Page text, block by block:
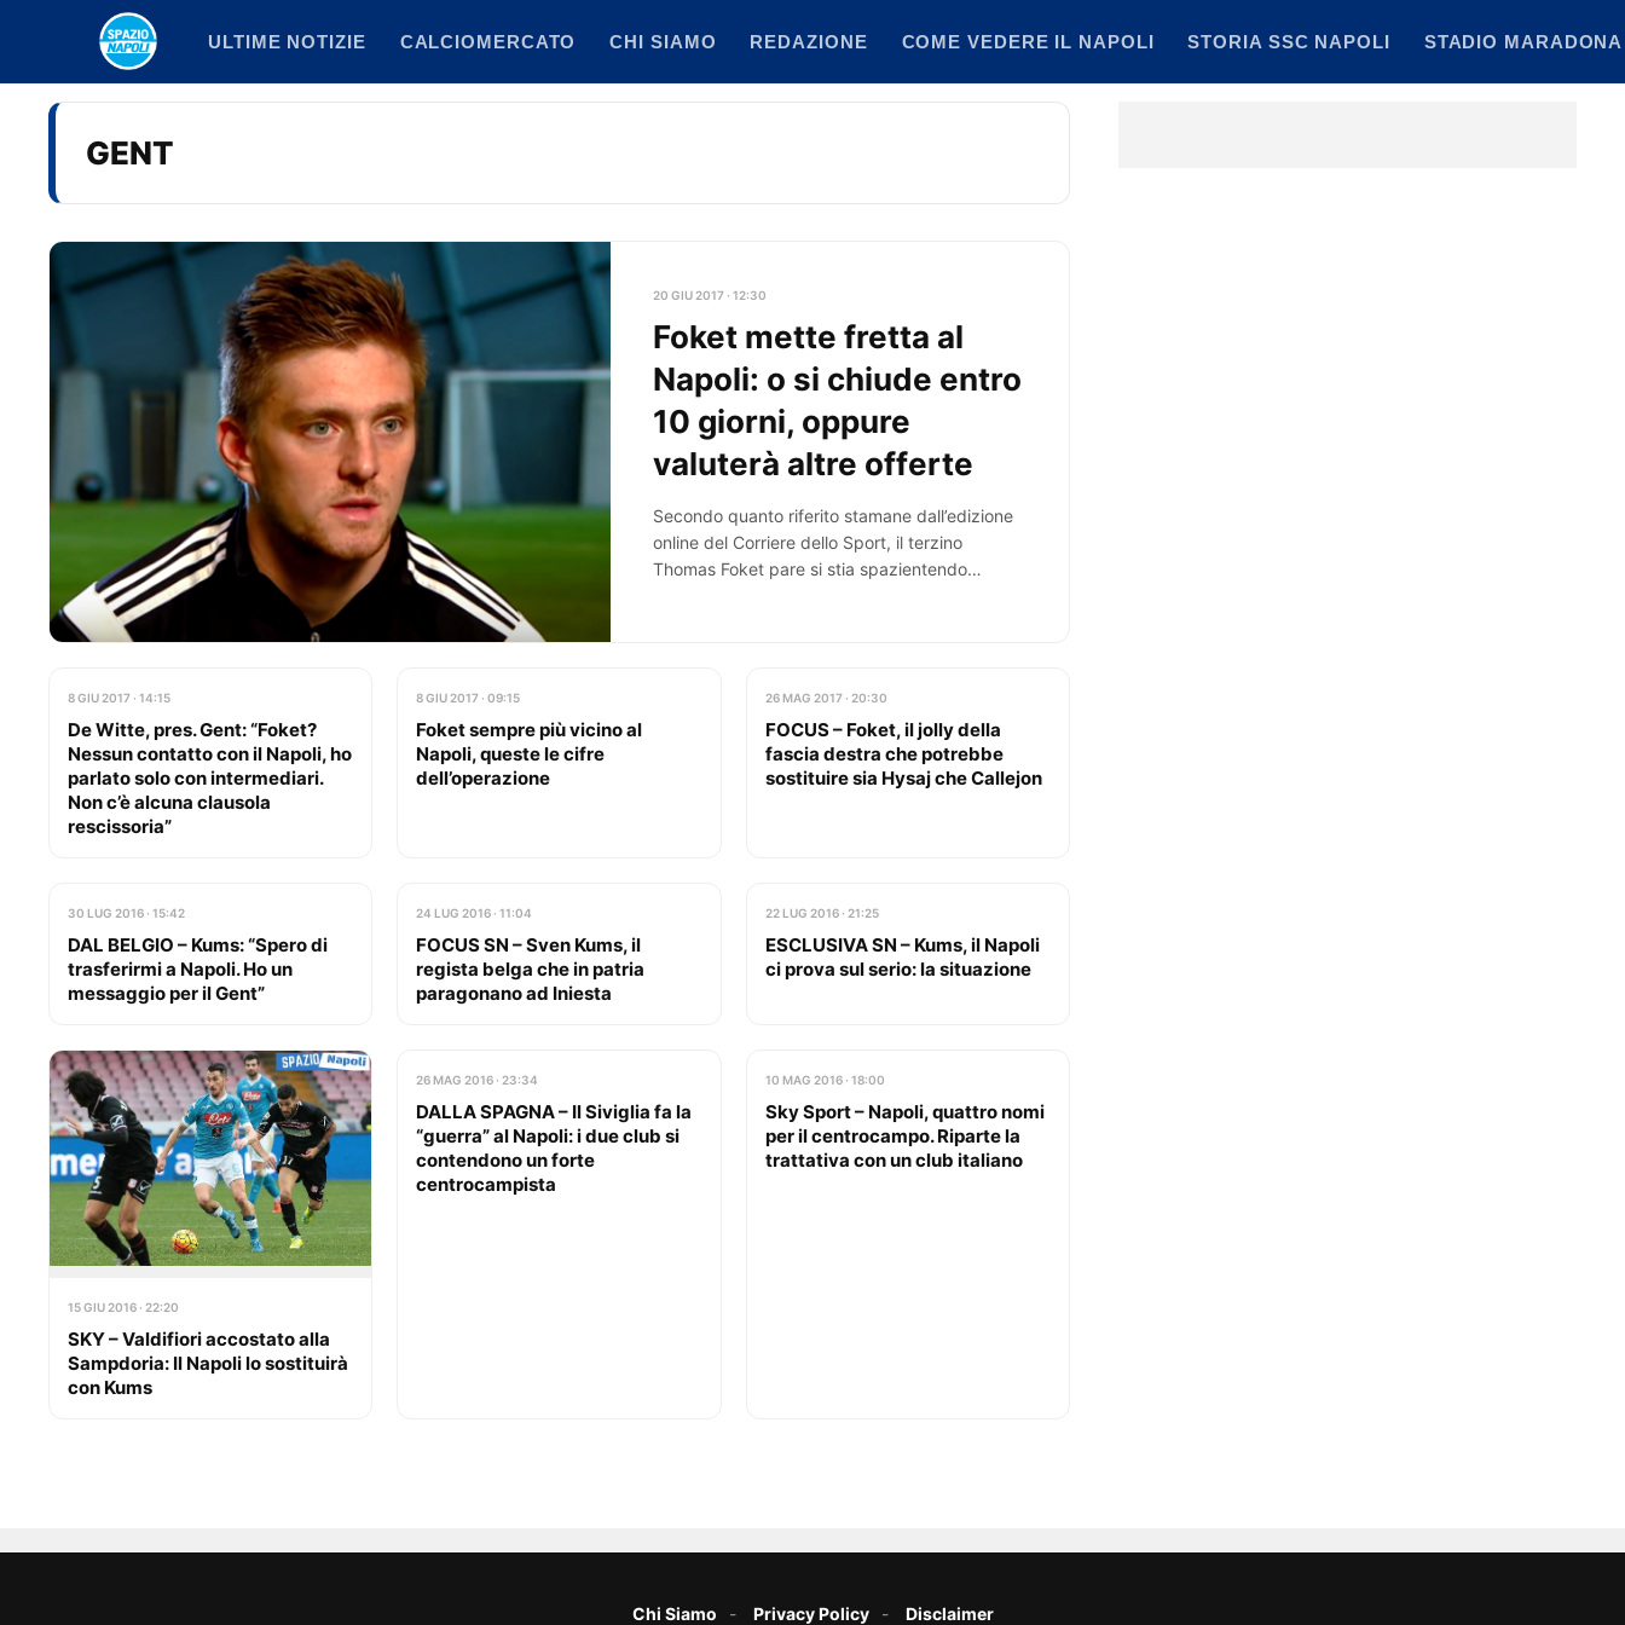
ULTIME NOTIZIE CALCIOMERCATO CHI SIAMO REDAZIONE COME VEDERE IL NAPOLI STORIA SSC NAPOLI STADIO MARADONA
GENT
20 GIU 2017 · 12:30
Foket mette fretta al
Napoli: o si chiude entro
10 giorni, oppure
valuterà altre offerte
Secondo quanto riferito stamane dall’edizione
online del Corriere dello Sport, il terzino
Thomas Foket pare si stia spazientendo
8 GIU 2017 · 14:15
De Witte, pres. Gent: “Foket?
Nessun contatto con il Napoli, ho
parlato solo con intermediari.
Non c’è alcuna clausola
rescissoria”
8 GIU 2017 · 09:15
Foket sempre più vicino al
Napoli, queste le cifre
dell’operazione
26 MAG 2017 · 20:30
FOCUS – Foket, il jolly della
fascia destra che potrebbe
sostituire sia Hysaj che Callejon
30 LUG 2016 · 15:42
DAL BELGIO – Kums: “Spero di
trasferirmi a Napoli. Ho un
messaggio per il Gent”
24 LUG 2016 · 11:04
FOCUS SN – Sven Kums, il
regista belga che in patria
paragonano ad Iniesta
22 LUG 2016 · 21:25
ESCLUSIVA SN – Kums, il Napoli
ci prova sul serio: la situazione
15 GIU 2016 · 22:20
SKY – Valdifiori accostato alla
Sampdoria: Il Napoli lo sostituirà
con Kums
26 MAG 2016 · 23:34
DALLA SPAGNA – Il Siviglia fa la
“guerra” al Napoli: i due club si
contendono un forte
centrocampista
10 MAG 2016 · 18:00
Sky Sport – Napoli, quattro nomi
per il centrocampo. Riparte la
trattativa con un club italiano
Chi Siamo Privacy Policy Disclaimer